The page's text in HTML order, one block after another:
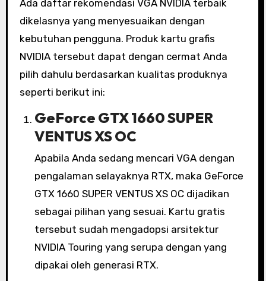
Ada daftar rekomendasi VGA NVIDIA terbaik
dikelasnya yang menyesuaikan dengan
kebutuhan pengguna. Produk kartu grafis
NVIDIA tersebut dapat dengan cermat Anda
pilih dahulu berdasarkan kualitas produknya
seperti berikut ini:
GeForce GTX 1660 SUPER
VENTUS XS OC
Apabila Anda sedang mencari VGA dengan
pengalaman selayaknya RTX, maka GeForce
GTX 1660 SUPER VENTUS XS OC dijadikan
sebagai pilihan yang sesuai. Kartu gratis
tersebut sudah mengadopsi arsitektur
NVIDIA Touring yang serupa dengan yang
dipakai oleh generasi RTX.